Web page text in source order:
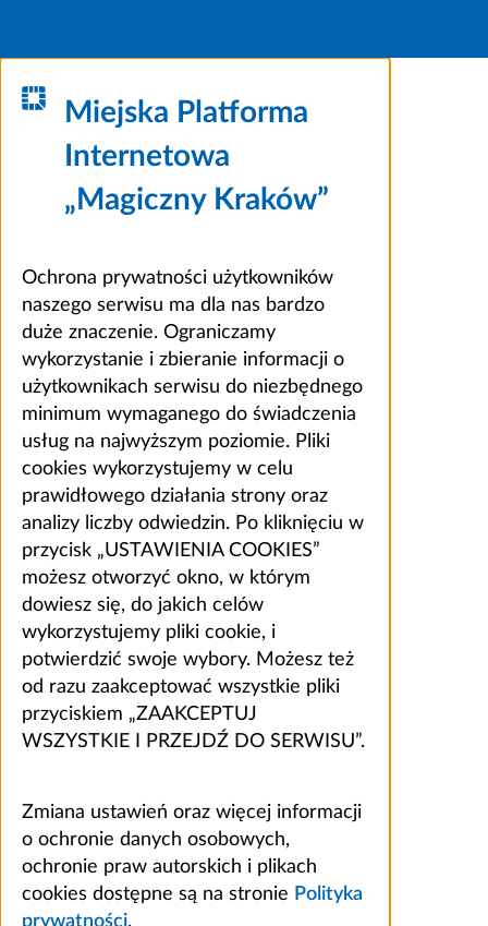
Miejska Platforma
Internetowa
„Magiczny Kraków”
Ochrona prywatności użytkowników
naszego serwisu ma dla nas bardzo
duże znaczenie. Ograniczamy
wykorzystanie i zbieranie informacji o
użytkownikach serwisu do niezbędnego
minimum wymaganego do świadczenia
usług na najwyższym poziomie. Pliki
cookies wykorzystujemy w celu
prawidłowego działania strony oraz
analizy liczby odwiedzin. Po kliknięciu w
przycisk „USTAWIENIA COOKIES”
możesz otworzyć okno, w którym
dowiesz się, do jakich celów
wykorzystujemy pliki cookie, i
potwierdzić swoje wybory. Możesz też
od razu zaakceptować wszystkie pliki
przyciskiem „ZAAKCEPTUJ
WSZYSTKIE I PRZEJDŹ DO SERWISU”.
Zmiana ustawień oraz więcej informacji
o ochronie danych osobowych,
ochronie praw autorskich i plikach
cookies dostępne są na stronie Polityka
prywatności.